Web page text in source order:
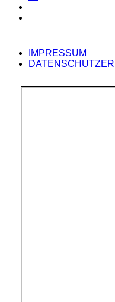
IMPRESSUM